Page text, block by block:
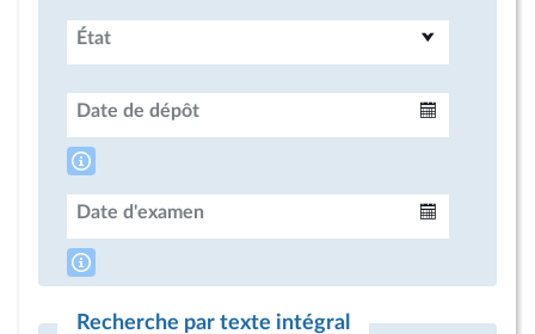
État
Date de dépôt
Date d'examen
Recherche par texte intégral